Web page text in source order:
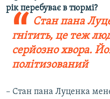
рік перебуває в тюрмі?
Стан пана
гнітить, це теж
серйозно хвора.
політизований
– Стан пана Луценка